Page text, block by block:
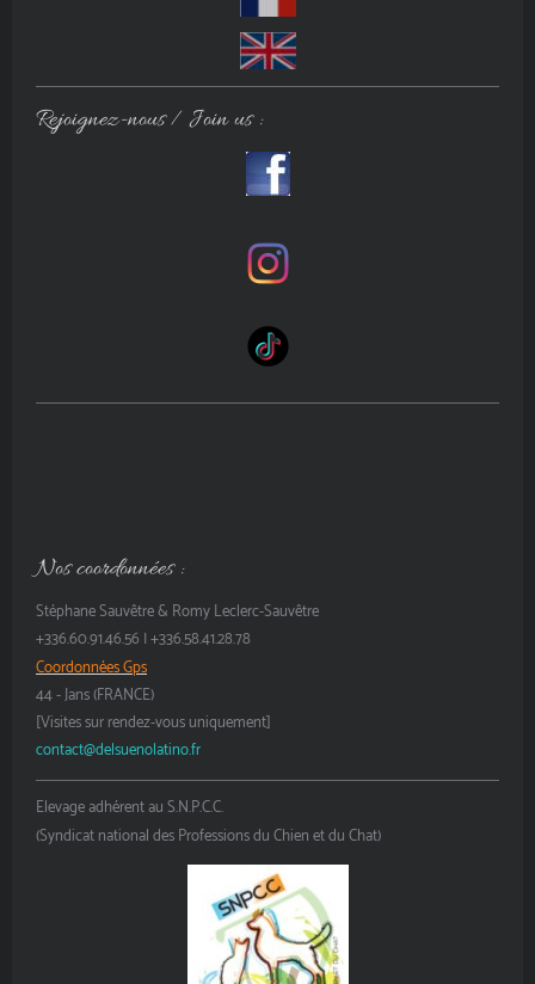
Rejoignez-nous / Join us :
Nos coordonnées :
Stéphane Sauvêtre & Romy Leclerc-Sauvêtre
+336.60.91.46.56 | +336.58.41.28.78
Coordonnées Gps
44 - Jans (FRANCE)
[Visites sur rendez-vous uniquement]
contact@delsuenolatino.fr
Elevage adhérent au S.N.P.C.C.
(Syndicat national des Professions du Chien et du Chat)